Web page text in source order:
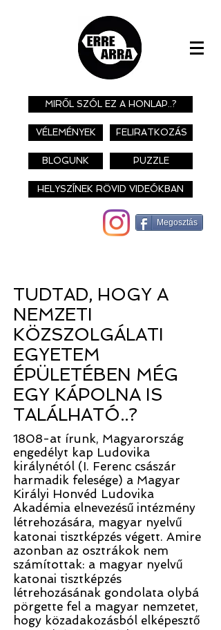
MIRŐL SZÓL EZ A HONLAP..?
VÉLEMÉNYEK FELIRATKOZÁS
BLOGUNK PUZZLE
HELYSZÍNEK RÖVID VIDEÓKBAN
Megosztás
TUDTAD, HOGY A
NEMZETI
KÖZSZOLGÁLATI
EGYETEM
ÉPÜLETÉBEN MÉG
EGY KÁPOLNA IS
TALÁLHATÓ..?
1808-at írunk, Magyarország
engedélyt kap Ludovika
királynétól (I. Ferenc császár
harmadik felesége) a Magyar
Királyi Honvéd Ludovika
Akadémia elnevezésű intézmény
létrehozására, magyar nyelvű
katonai tisztképzés végett. Amire
azonban az osztrákok nem
számítottak: a magyar nyelvű
katonai tisztképzés
létrehozásának gondolata olybá
pörgette fel a magyar nemzetet,
hogy közadakozásból elképesztő